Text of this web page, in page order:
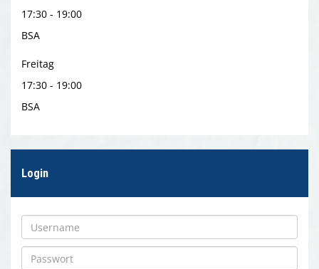
17:30 - 19:00
BSA
Freitag
17:30 - 19:00
BSA
Login